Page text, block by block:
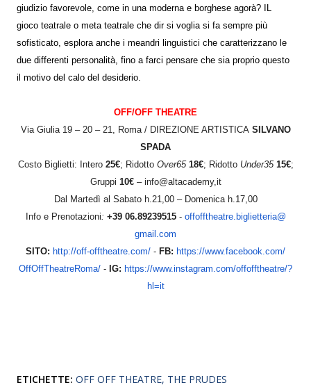
giudizio favorevole, come in una moderna e borghese agorà? IL
gioco teatrale o meta teatrale che dir si voglia si fa sempre più
sofisticato, esplora anche i meandri linguistici che caratterizzano le
due differenti personalità, fino a farci pensare che sia proprio questo
il motivo del calo del desiderio.
OFF/OFF THEATRE
Via Giulia 19 – 20 – 21, Roma / DIREZIONE ARTISTICA SILVANO
SPADA
Costo Biglietti: Intero 25€; Ridotto Over65 18€; Ridotto Under35 15€;
Gruppi 10€– info@altacademy,it
Dal Martedì al Sabato h.21,00 – Domenica h.17,00
Info e Prenotazioni: +39 06.89239515 - offofftheatre.biglietteria@
gmail.com
SITO: http://off-offtheatre.com/ - FB: https://www.facebook.com/
OffOffTheatreRoma/ - IG: https://www.instagram.com/offofftheatre/?
hl=it
ETICHETTE: OFF OFF THEATRE THE PRUDES